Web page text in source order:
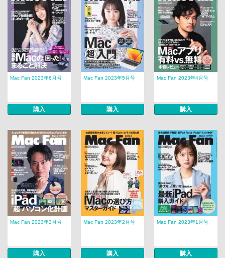
Mac Fan 2023年6月号
購入
Mac Fan 2023年5月号
購入
Mac Fan 2023年4月号
購入
Mac Fan 2023年3月号
購入
Mac Fan 2023年2月号
購入
Mac Fan 2023年1月号
購入